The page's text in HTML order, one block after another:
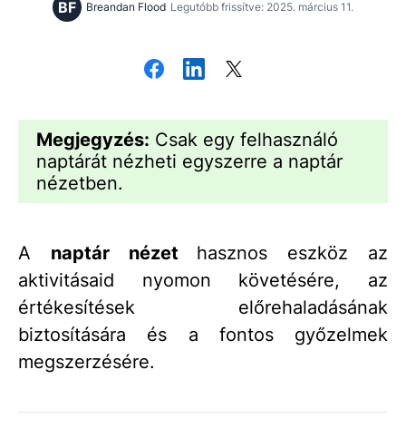
BF Breandan Flood Legutóbb frissítve: 2025. március 11.
Megjegyzés: Csak egy felhasználó
naptárát nézheti egyszerre a naptár
nézetben.
A naptár nézet hasznos eszköz az
aktivitásaid nyomon követésére, az
értékesítések előrehaladásának
biztosítására és a fontos győzelmek
megszerzésére.